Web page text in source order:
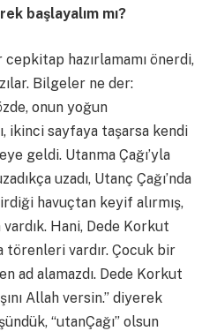
başlayalım mı?
hazırlamamı önerdi,
Bilgeler ne der:
onun yoğun
ikinci sayfaya taşarsa kendi
geldi. Utanma Çağı’yla
uzadı, Utanç Çağı’nda
havuçtan keyif alırmış,
Hani, Dede Korkut
törenleri vardır. Çocuk bir
ad alamazdı. Dede Korkut
Allah versin.” diyerek
“utanÇağı” olsun